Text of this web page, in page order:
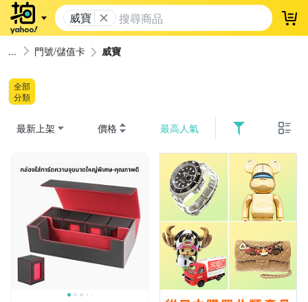
威寶 登
門號/儲值卡 威寶
全部
分類
最新上架 價格 最高人氣